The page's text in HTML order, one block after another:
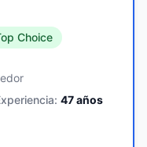
Choice
47años